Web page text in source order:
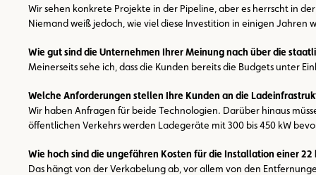
Wir sehen konkrete Projekte in der Pipeline, aber es herrscht in
Niemand weiß jedoch, wie viel diese Investition in einigen Jahren
Wie gut sind die Unternehmen Ihrer Meinung nach über die
Meinerseits sehe ich, dass die Kunden bereits die Budgets unter
Welche Anforderungen stellen Ihre Kunden an die
Wir haben Anfragen für beide Technologien. Darüber hinaus
öffentlichen Verkehrs werden Ladegeräte mit 300 bis 450 kW
Wie hoch sind die ungefähren Kosten für die Installation einer
Das hängt von der Verkabelung ab, vor allem von den